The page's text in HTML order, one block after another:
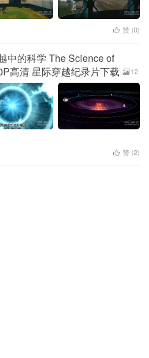
赞 (0)
中的科学 The Science of
高清 星际穿越纪录片下载
12
赞 (2)